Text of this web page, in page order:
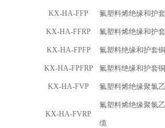
KX-HA-FFP 氟塑料烯绝缘和护
KX-HA-FFRP 氟塑料烯绝缘和护
KX-HA-FPFP 氟塑料绝缘和护套
KX-HA-FPFRP 氟塑料绝缘和护套
KX-HA-FVP 氟塑料烯绝缘聚氯
KX-HA-FVRP
氟塑料烯绝缘聚氯
缆